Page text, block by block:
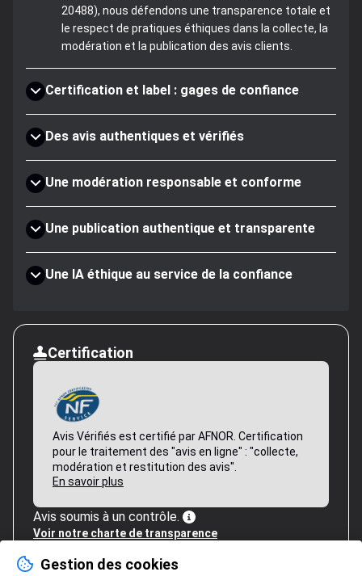
20488), nous défendons une transparence totale et
le respect de pratiques éthiques dans la collecte, la
modération et la publication des avis clients.
Certification et label : gages de confiance
Des avis authentiques et vérifiés
Une modération responsable et conforme
Une publication authentique et transparente
Une IA éthique au service de la confiance
Certification
Avis Vérifiés est certifié par AFNOR. Certification
pour le traitement des "avis en ligne" : "collecte,
modération et restitution des avis".
En savoir plus
Avis soumis à un contrôle.
Voir notre charte de transparence
Gestion des cookies